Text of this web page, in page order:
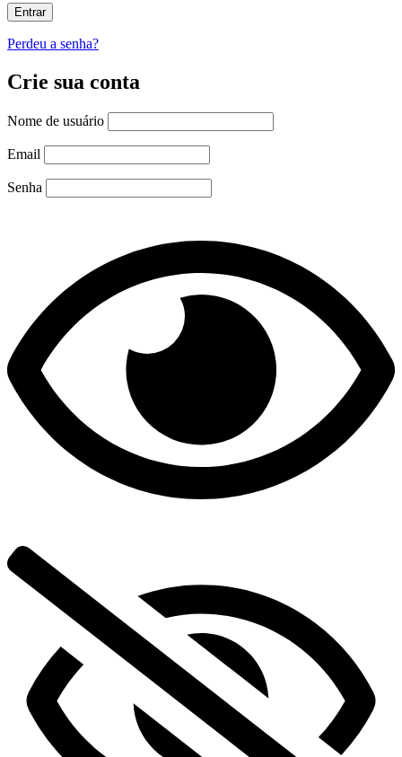
Perdeu a senha?
Crie sua conta
Nome de usuário
Email
Senha